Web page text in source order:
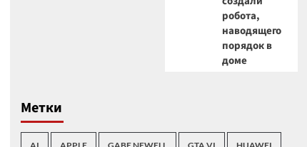
робота,
наводящего
порядок в
доме
Метки